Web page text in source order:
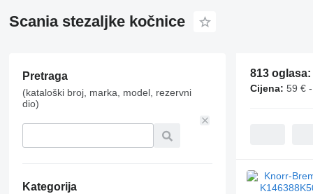
Scania stezaljkе kočnice
Pretraga
(kataloški broj, marka, model, rezervni
dio)
Kategorija
813 oglasa:
Cijena: 59 €